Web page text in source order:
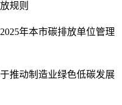
规则
年本市碳排放单位管理
推动制造业绿色低碳发展